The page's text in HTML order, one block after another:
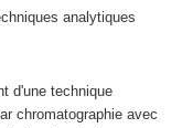
analytiques
d'une technique
chromatographie avec